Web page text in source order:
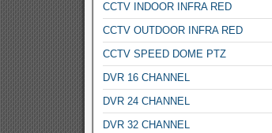
CCTV INDOOR INFRA RED
CCTV OUTDOOR INFRA RED
CCTV SPEED DOME PTZ
DVR 16 CHANNEL
DVR 24 CHANNEL
DVR 32 CHANNEL